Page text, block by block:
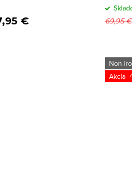
€ 69,95 €
Non-
-